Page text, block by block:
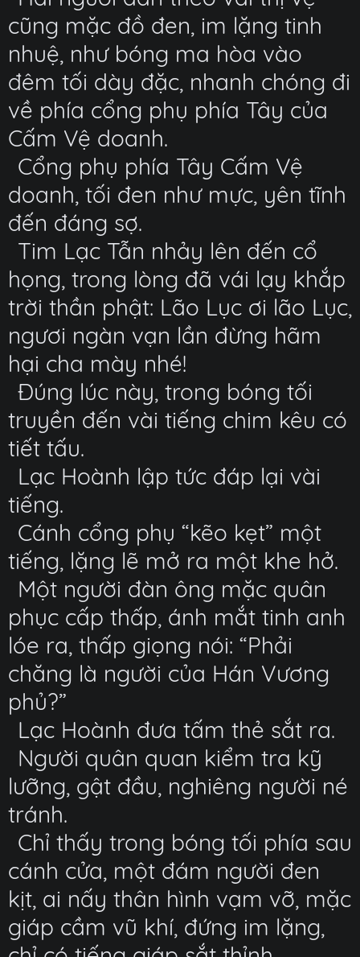
cũng mặc đồ đen, im lặng tinh
nhuệ, như bóng ma hòa vào
đêm tối dày đặc, nhanh chóng đi
về phía cổng phụ phía Tây của
Cấm Vệ doanh.
Cổng phụ phía Tây Cấm Vệ
doanh, tối đen như mực, yên tĩnh
đến đáng sợ.
Tim Lạc Tẫn nhảy lên đến cổ
họng, trong lòng đã vái lạy khắp
trời thần phật: Lão Lục ơi lão Lục,
ngươi ngàn vạn lần đừng hãm
hại cha mày nhé!
Đúng lúc này, trong bóng tối
truyền đến vài tiếng chim kêu có
tiết tấu.
Lạc Hoành lập tức đáp lại vài
tiếng.
Cánh cổng phụ “kẽo kẹt” một
tiếng, lặng lẽ mở ra một khe hở.
Một người đàn ông mặc quân
phục cấp thấp, ánh mắt tinh anh
lóe ra, thấp giọng nói: “Phải
chăng là người của Hán Vương
phủ?”
Lạc Hoành đưa tấm thẻ sắt ra.
Người quân quan kiểm tra kỹ
lưỡng, gật đầu, nghiêng người né
tránh.
Chỉ thấy trong bóng tối phía sau
cánh cửa, một đám người đen
kịt, ai nấy thân hình vạm vỡ, mặc
giáp cầm vũ khí, đứng im lặng,